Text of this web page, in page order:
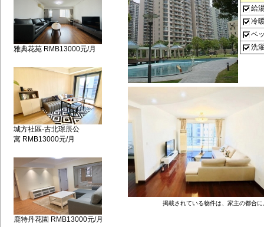
雅典花苑 RMB13000元/月
城方社區·古北璟辰公
寓 RMB13000元/月
鹿特丹花園 RMB13000元/月
給
冷
ベ
洗
掲載されている物件は、家主の都合